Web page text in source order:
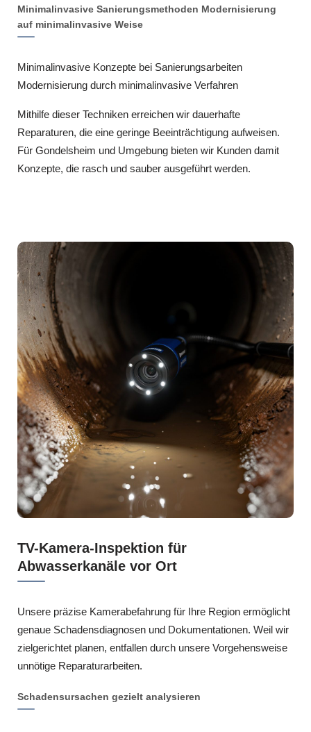
Minimalinvasive Sanierungsmethoden Modernisierung
auf minimalinvasive Weise
Minimalinvasive Konzepte bei Sanierungsarbeiten
Modernisierung durch minimalinvasive Verfahren
Mithilfe dieser Techniken erreichen wir dauerhafte
Reparaturen, die eine geringe Beeinträchtigung aufweisen.
Für Gondelsheim und Umgebung bieten wir Kunden damit
Konzepte, die rasch und sauber ausgeführt werden.
TV-Kamera-Inspektion für
Abwasserkanäle vor Ort
Unsere präzise Kamerabefahrung für Ihre Region ermöglicht
genaue Schadensdiagnosen und Dokumentationen. Weil wir
zielgerichtet planen, entfallen durch unsere Vorgehensweise
unnötige Reparaturarbeiten.
Schadensursachen gezielt analysieren